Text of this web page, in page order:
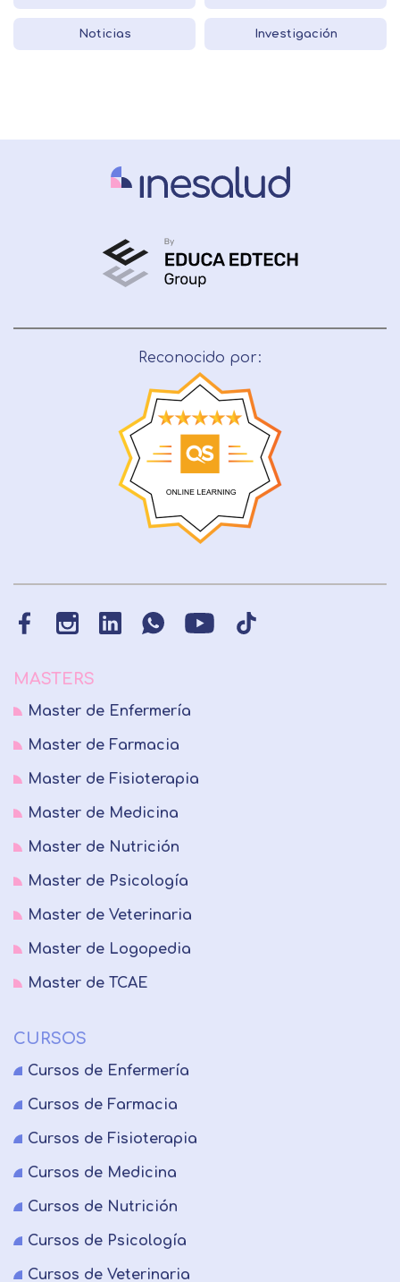
Noticias Investigación
Reconocido por:
MASTERS
Master de Enfermería
Master de Farmacia
Master de Fisioterapia
Master de Medicina
Master de Nutrición
Master de Psicología
Master de Veterinaria
Master de Logopedia
Master de TCAE
CURSOS
Cursos de Enfermería
Cursos de Farmacia
Cursos de Fisioterapia
Cursos de Medicina
Cursos de Nutrición
Cursos de Psicología
Cursos de Veterinaria